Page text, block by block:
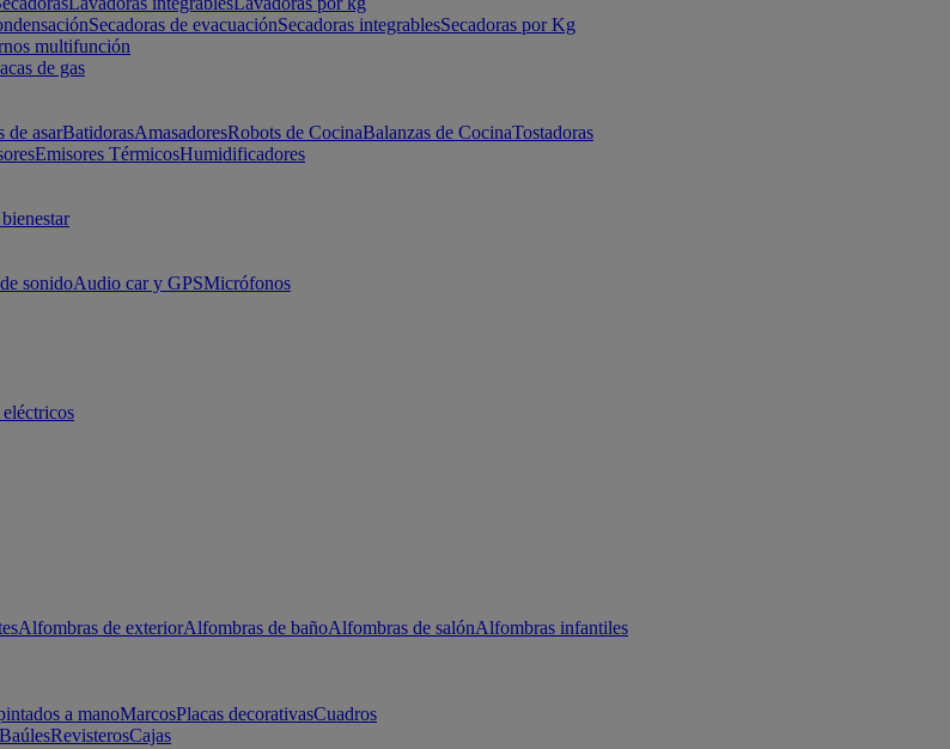
Secadoras de evacuaciónSecadoras integrablesSecadoras por Kg
multifunción
de gas
de asarBatidorasAmasadoresRobots de CocinaBalanzas de CocinaTostadoras
Emisores TérmicosHumidificadores
sonidoAudio car y GPSMicrófonos
eléctricos
Alfombras de exteriorAlfombras de bañoAlfombras de salónAlfombras infantiles
a manoMarcosPlacas decorativasCuadros
BaúlesRevisterosCajas